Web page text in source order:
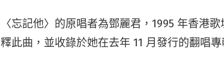
〈忘記他〉的原唱者為鄧麗君，1995 年香港
釋此曲，並收錄於她在去年 11 月發行的翻唱